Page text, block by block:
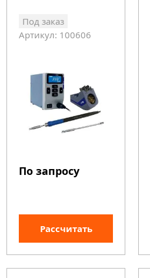
Под заказ
Артикул: 100606
По запросу
Рассчитать